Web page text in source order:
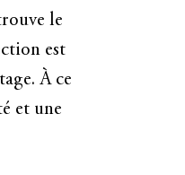
le
est
À ce
et une